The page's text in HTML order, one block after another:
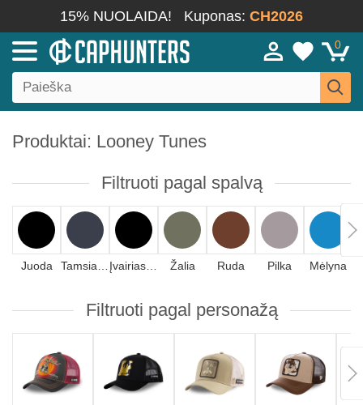
15% NUOLAIDA! Kuponas: CH2026
0
Produktai: Looney Tunes
Filtruoti pagal spalvą
Juoda Žalia Ruda Pilka Mėlyna
Filtruoti pagal personažą